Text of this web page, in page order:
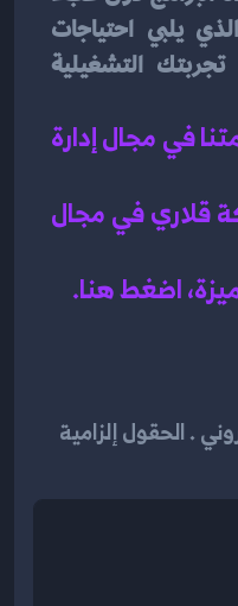
اضغط هنا.
. الحقول إلزامية